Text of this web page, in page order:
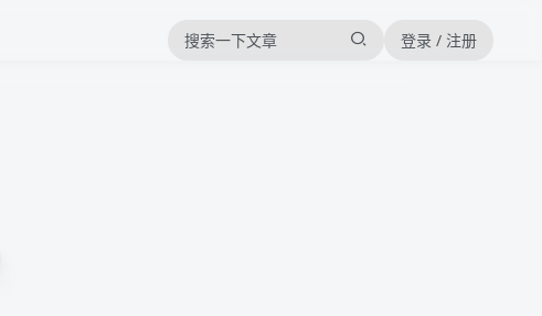
登录 / 注册